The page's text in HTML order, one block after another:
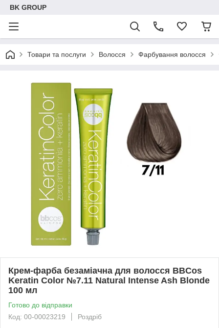
BK GROUP
Товари та послуги Волосся Фарбування волосся
Крем-фарба безаміачна для волосся BBCos
Keratin Color №7.11 Natural Intense Ash Blonde
100 мл
Готово до відправки
Код: 00-00023219
Роздріб